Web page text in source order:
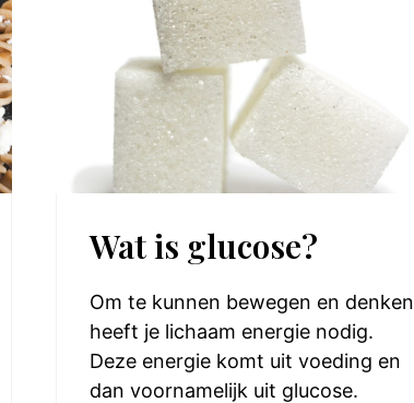
Wat is glucose?
Om te kunnen bewegen en denken
heeft je lichaam energie nodig.
Deze energie komt uit voeding en
dan voornamelijk uit glucose.